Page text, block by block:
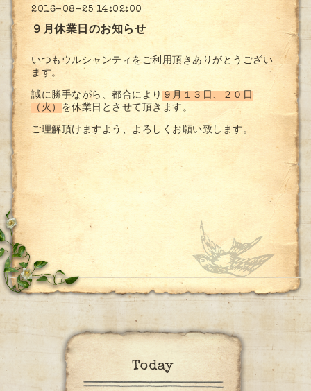
2016-08-25 14:02:00
９月休業日のお知らせ
いつもウルシャンティをご利用頂きありがとうござい
ます。
誠に勝手ながら、都合により ９月１３日、２０日
（火） を休業日とさせて頂きます。
ご理解頂けますよう、よろしくお願い致します。
Today